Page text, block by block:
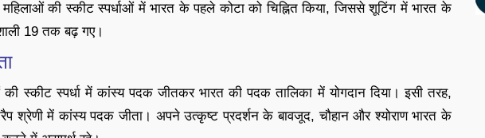
की स्कीट स्पर्धाओं में भारत के पहले कोटा को चिह्नित किया, जिससे शूटिंग में भारत के
19 तक बढ़ गए।
की स्कीट स्पर्धा में कांस्य पदक जीतकर भारत की पदक तालिका में योगदान दिया। इसी तरह,
श्रेणी में कांस्य पदक जीता। अपने उत्कृष्ट प्रदर्शन के बावजूद, चौहान और श्योराण भारत के